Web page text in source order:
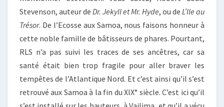
Stevenson, auteur de Dr. Jekyll et Mr. Hyde, ou de L’Ile au
Trésor. De l’Ecosse aux Samoa, nous faisons honneur à
cette noble famille de bâtisseurs de phares. Pourtant,
RLS n’a pas suivi les traces de ses ancêtres, car sa
santé était bien trop fragile pour aller braver les
tempêtes de l’Atlantique Nord. Et c’est ainsi qu’il s’est
retrouvé aux Samoa à la fin du XIX° siècle. C’est ici qu’il